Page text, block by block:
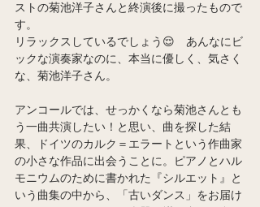
ストの菊池洋子さんと終演後に撮ったもので
す。
リラックスしているでしょう😌　あんなにビ
ックな演奏家なのに、本当に優しく、気さく
な、菊池洋子さん。
アンコールでは、せっかくなら菊池さんとも
う一曲共演したい！と思い、曲を探した結
果、ドイツのカルク＝エラートという作曲家
の小さな作品に出会うことに。ピアノとハル
モニウムのために書かれた『シルエット』と
いう曲集の中から、「古いダンス」をお届け